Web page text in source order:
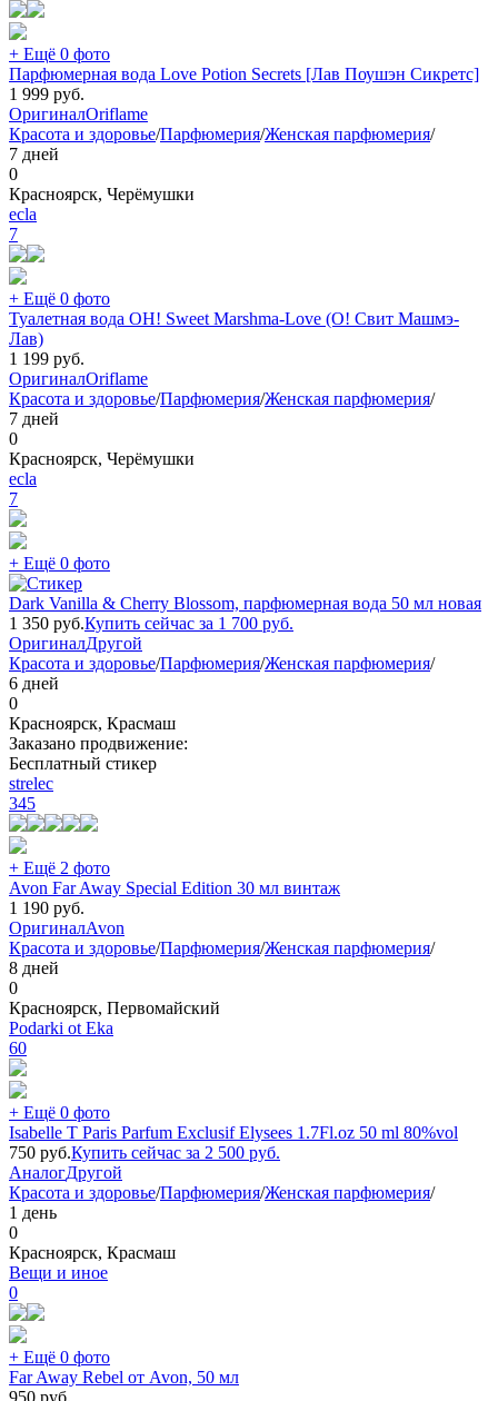
+ Ещё 0 фото
Парфюмерная вода Love Potion Secrets [Лав Поушэн Сикретс]
1 999 руб.
ОригиналOriflame
Красота и здоровье/Парфюмерия/Женская парфюмерия/
7 дней
0
Красноярск, Черёмушки
ecla
7
+ Ещё 0 фото
Туалетная вода OH! Sweet Marshma-Love (О! Свит Машмэ-
Лав)
1 199 руб.
ОригиналOriflame
Красота и здоровье/Парфюмерия/Женская парфюмерия/
7 дней
0
Красноярск, Черёмушки
ecla
7
+ Ещё 0 фото
Dark Vanilla & Cherry Blossom, парфюмерная вода 50 мл новая
1 350 руб.Купить сейчас за 1 700 руб.
ОригиналДругой
Красота и здоровье/Парфюмерия/Женская парфюмерия/
6 дней
0
Красноярск, Красмаш
Заказано продвижение:
Бесплатный стикер
strelec
345
+ Ещё 2 фото
Avon Far Away Special Edition 30 мл винтаж
1 190 руб.
ОригиналAvon
Красота и здоровье/Парфюмерия/Женская парфюмерия/
8 дней
0
Красноярск, Первомайский
Podarki ot Eka
60
+ Ещё 0 фото
Isabelle T Paris Parfum Exclusif Elysees 1.7Fl.oz 50 ml 80%vol
750 руб.Купить сейчас за 2 500 руб.
АналогДругой
Красота и здоровье/Парфюмерия/Женская парфюмерия/
1 день
0
Красноярск, Красмаш
Вещи и иное
0
+ Ещё 0 фото
Far Away Rebel от Avon, 50 мл
950 руб.